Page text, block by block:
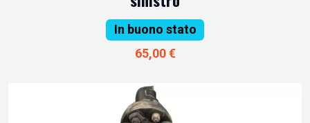
In buono stato
65,00 €